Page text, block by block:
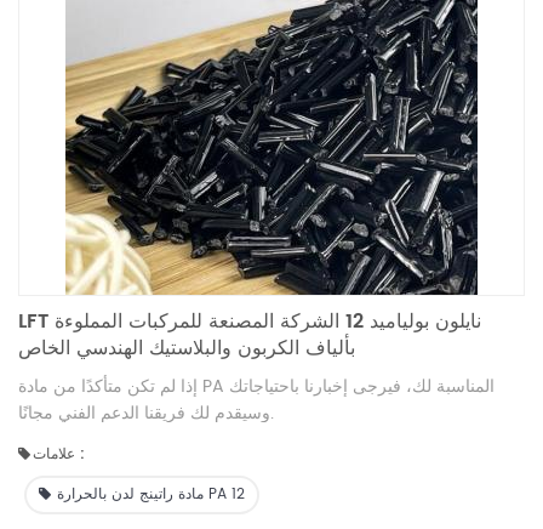
LFT نايلون بولياميد 12 الشركة المصنعة للمركبات المملوءة
بألياف الكربون والبلاستيك الهندسي الخاص
إذا لم تكن متأكدًا من مادة PA المناسبة لك، فيرجى إخبارنا باحتياجاتك
وسيقدم لك فريقنا الدعم الفني مجانًا.
علامات :
مادة راتينج لدن بالحرارة PA 12